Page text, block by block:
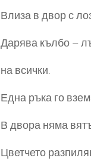
Влиза в двор с
Дарява кълбо –
на всички.
Една ръка го
В двора няма
Цветчето